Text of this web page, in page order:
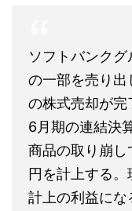
ソフトバンク
の一部を売り出
の株式売却が完
6月期の連結決
商品の取り崩
円を計上する
計上の利益にな